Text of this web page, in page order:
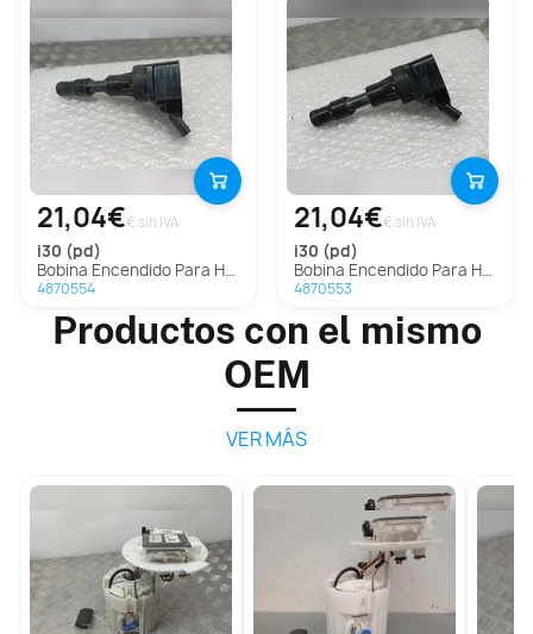
21,04€€ sin IVA
i30 (pd)
Bobina Encendido Para Hyundai I30
4870554
21,04€€ sin IVA
i30 (pd)
Bobina Encendido Para Hyundai I30
4870553
Productos con el mismo
OEM
VER MÁS